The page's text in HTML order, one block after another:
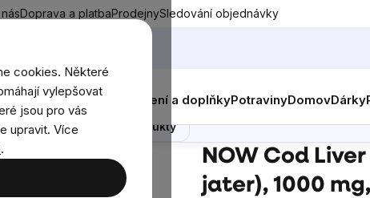
cookies. Některé
vylepšovat
jsou pro vás
upravit. Více
.
Doprava a platbaProdejnySledování objednávky
MužiŽenyDěti Oblečení a doplňkyPotravinyDomovDárky
NOW Cod Liver Oil (omega 3, olej z tresčích jater), 1000 mg, 180
NOW Cod
jater), 1000
mg, 180 softgel kapslí
Poradna Podobné produkty